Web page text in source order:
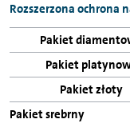
Rozszerzona ochrona